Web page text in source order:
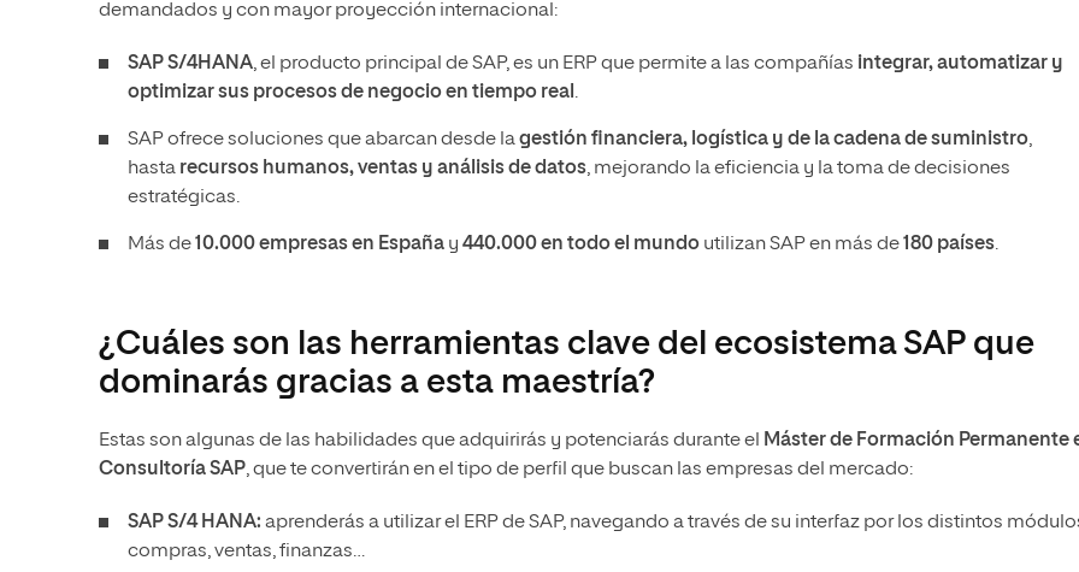
demandados y con mayor proyección internacional:
SAP S/4HANA, el producto principal de SAP, es un ERP que permite a las compañías integrar, automatizar y
optimizar sus procesos de negocio en tiempo real .
SAP ofrece soluciones que abarcan desde lagestión financiera, logística y de la cadena de suministro,
hasta recursos humanos, ventas y análisis de datos, mejorando la eficiencia y la toma de decisiones
estratégicas.
Más de10.000 empresas en España y 440.000 en todo el mundo utilizan SAP en más de180 países.
¿Cuáles son las herramientas clave del ecosistema SAP que
dominarás gracias a esta maestría?
Estas son algunas de las habilidades que adquirirás y potenciarás durante el
Máster de Formación Permanente
Consultoría SAP, que te convertirán en el tipo de perfil que buscan las empresas del mercado:
SAP S/4 HANA: aprenderás a utilizar el ERP de SAP, navegando a través de su interfaz por los distintos
compras, ventas, finanzas…